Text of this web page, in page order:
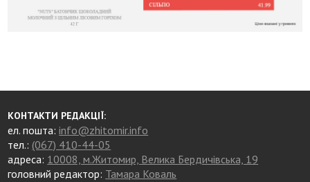
КОНТАКТИ РЕДАКЦІЇ:
ел. пошта:info@zhitomir.info
тел.: (067) 410-44-05
адреса: 10008, м.Житомир, Велика Бердичівська, 19
головний редактор: Тамара Коваль